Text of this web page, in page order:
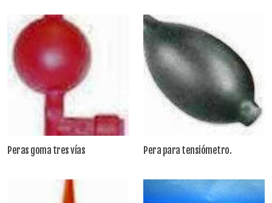
Peras goma tres vías Pera para tensiómetro.